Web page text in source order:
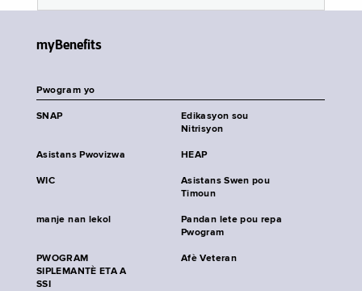
myBenefits
Pwogram yo
SNAP
Edikasyon sou
Nitrisyon
Asistans Pwovizwa HEAP
WIC
Asistans Swen pou
Timoun
manje nan lekol
Pandan lete pou repa
Pwogram
PWOGRAM
SIPLEMANTÈ ETA A
SSI
Afè Veteran